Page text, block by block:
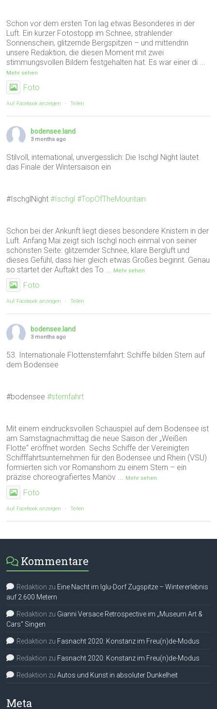
Schon vor dem ersten Ton lag etwas Besonderes in der
Luft. Ein kurzer Fotostopp im Schnee, strahlender
Sonnenschein, glitzernde Bergspitzen – und mittendrin
unsere Redaktion, die diesen Moment mit zwei
stimmungsvollen Bildern festgehalten hat. Es war einer di ...
Mehr sehen
Foto
Auf Facebook anzeigen · Teilen
bodensee.land
3 months ago
Stilvoll, international, unvergesslich: Die Ischgl Night läutet
das Finale der Wintersaison ein
#IschglNight#Ischgl #TopOfTheMountain
Schon bei der Ankunft liegt dieses besondere Knistern in der
Luft. Anfang Mai zeigt sich Ischgl noch einmal von seiner
schönsten Seite: glitzernder Schnee, klare Bergluft und
dieses Gefühl, dass hier gleich etwas Großes beginnt. Genau
so startet der Auftakt des To ... Mehr sehen
Foto
Auf Facebook anzeigen · Teilen
bodensee.land
3 months ago
53. Internationale Flottensternfahrt: Schiffe bilden Stern auf
dem Bodensee
#bodensee#sternfahrt
Mit einem eindrucksvollen Schauspiel auf dem Bodensee ist
am Samstagnachmittag die neue Saison der „Weißen
Flotte“ eröffnet worden. Sechs Schiffe der Vereinigten
Schifffahrtsunternehmen für den Bodensee und Rhein (VSU)
formierten sich vor Romanshorn zu einem Stern – ein
präzise choreografiertes Manöv ... Mehr sehen
Foto
Auf Facebook anzeigen · Teilen
Kommentare
Redaktion zu Eine Nacht im Iglu-Dorf Zugspitze – Wintererlebnis
auf 2.600 Metern
Redaktion zu Gianni Versace Retrospective im „Museum Art &
Cars“ Singen
Redaktion zu Fasnacht 2020: Konstanz im Freu(n)de-Modus
Redaktion zu Fasnacht 2020: Konstanz im Freu(n)de-Modus
Redaktion zuAutos und Kunst in absoluter Dunkelheit
Meta